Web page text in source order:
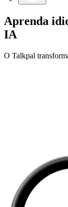
Aprenda
IA
O Talkpal